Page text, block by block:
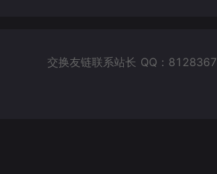
交换友链联系站长 QQ：